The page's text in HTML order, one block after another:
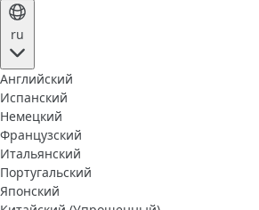
ru
Английский
Испанский
Немецкий
Французский
Итальянский
Португальский
Японский